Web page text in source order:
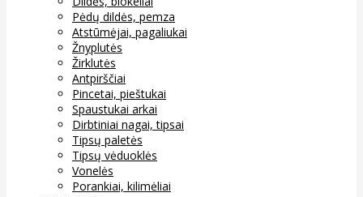
Pėdų dildės, pemza
Atstūmėjai, pagaliukai
Žnyplutės
Žirklutės
Antpirščiai
Pincetai, pieštukai
Spaustukai arkai
Dirbtiniai nagai, tipsai
Tipsų paletės
Tipsų vėduoklės
Vonelės
Porankiai, kilimėliai